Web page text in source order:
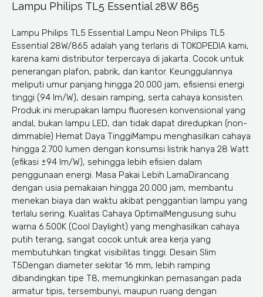
Lampu Philips TL5 Essential 28W 865
Lampu Philips TL5 Essential Lampu Neon Philips TL5
Essential 28W/865 adalah yang terlaris di TOKOPEDIA kami,
karena kami distributor terpercaya di jakarta. Cocok untuk
penerangan plafon, pabrik, dan kantor. Keunggulannya
meliputi umur panjang hingga 20.000 jam, efisiensi energi
tinggi (94 lm/W), desain ramping, serta cahaya konsisten.
Produk ini merupakan lampu fluoresen konvensional yang
andal, bukan lampu LED, dan tidak dapat diredupkan (non-
dimmable) Hemat Daya TinggiMampu menghasilkan cahaya
hingga 2.700 lumen dengan konsumsi listrik hanya 28 Watt
(efikasi ±94 lm/W), sehingga lebih efisien dalam
penggunaan energi. Masa Pakai Lebih LamaDirancang
dengan usia pemakaian hingga 20.000 jam, membantu
menekan biaya dan waktu akibat penggantian lampu yang
terlalu sering. Kualitas Cahaya OptimalMengusung suhu
warna 6.500K (Cool Daylight) yang menghasilkan cahaya
putih terang, sangat cocok untuk area kerja yang
membutuhkan tingkat visibilitas tinggi. Desain Slim
T5Dengan diameter sekitar 16 mm, lebih ramping
dibandingkan tipe T8, memungkinkan pemasangan pada
armatur tipis, tersembunyi, maupun ruang dengan